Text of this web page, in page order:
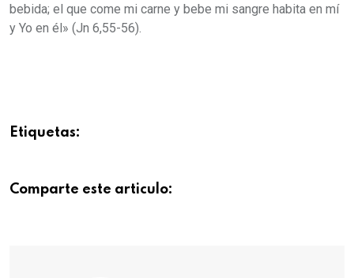
bebida; el que come mi carne y bebe mi sangre habita en mí
y Yo en él» (Jn 6,55-56).
Etiquetas:
Comparte este articulo: